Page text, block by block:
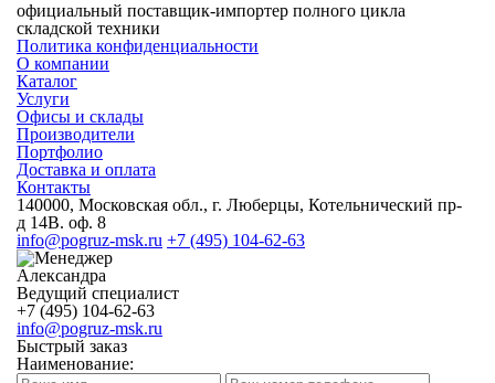
официальный поставщик-импортер полного цикла
складской техники
Политика конфиденциальности
О компании
Каталог
Услуги
Офисы и склады
Производители
Портфолио
Доставка и оплата
Контакты
140000, Московская обл., г. Люберцы, Котельнический пр-
д 14В. оф. 8
info@pogruz-msk.ru +7 (495) 104-62-63
Александра
Ведущий специалист
+7 (495) 104-62-63
info@pogruz-msk.ru
Быстрый заказ
Наименование: